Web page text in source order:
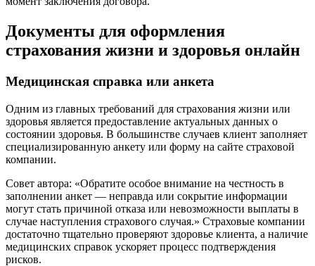
Документы для оформления
страхования жизни и здоровья онлайн
Медицинская справка или анкета
Одним из главных требований для страхования жизни или
здоровья является предоставление актуальных данных о
состоянии здоровья. В большинстве случаев клиент заполняет
специализированную анкету или форму на сайте страховой
компании.
Совет автора: «Обратите особое внимание на честность в
заполнении анкет — неправда или сокрытие информации
могут стать причиной отказа или невозможности выплаты в
случае наступления страхового случая.» Страховые компании
достаточно тщательно проверяют здоровье клиента, а наличие
медицинских справок ускоряет процесс подтверждения
рисков.